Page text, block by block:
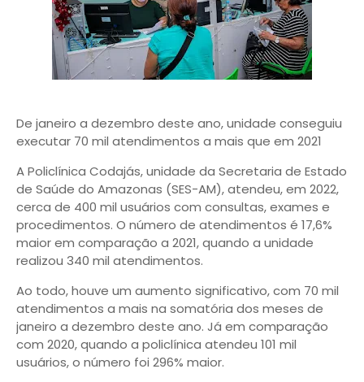
De janeiro a dezembro deste ano, unidade conseguiu
executar 70 mil atendimentos a mais que em 2021
A Policlínica Codajás, unidade da Secretaria de Estado
de Saúde do Amazonas (SES-AM), atendeu, em 2022,
cerca de 400 mil usuários com consultas, exames e
procedimentos. O número de atendimentos é 17,6%
maior em comparação a 2021, quando a unidade
realizou 340 mil atendimentos.
Ao todo, houve um aumento significativo, com 70 mil
atendimentos a mais na somatória dos meses de
janeiro a dezembro deste ano. Já em comparação
com 2020, quando a policlínica atendeu 101 mil
usuários, o número foi 296% maior.